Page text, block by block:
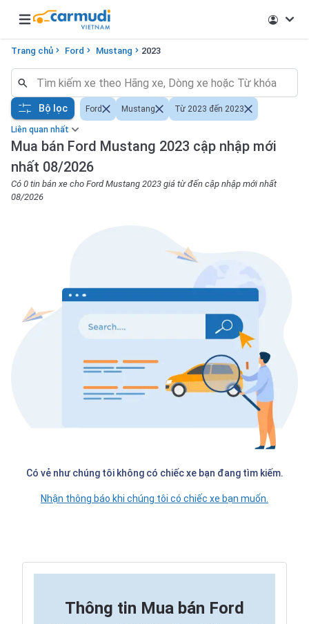
Open main menu
Trang chủ Ford Mustang 2023
Liên quan nhất
Mua bán Ford Mustang 2023 cập nhập mới
nhất 08/2026
Có 0 tin bán xe cho Ford Mustang 2023 giá từ đến cập nhập mới nhất
08/2026
Bộ lọc Ford Mustang Từ 2023 đến 2023
Có vẻ như chúng tôi không có chiếc xe bạn đang tìm kiếm.
Nhận thông báo khi chúng tôi có chiếc xe bạn muốn.
Thông tin Mua bán Ford